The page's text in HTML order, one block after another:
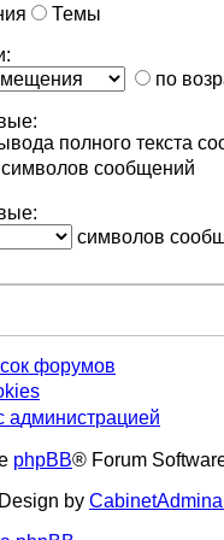
Темы
по
полного текста
символов сообщений
символов
форумов
администрацией
phpBB® Forum
by